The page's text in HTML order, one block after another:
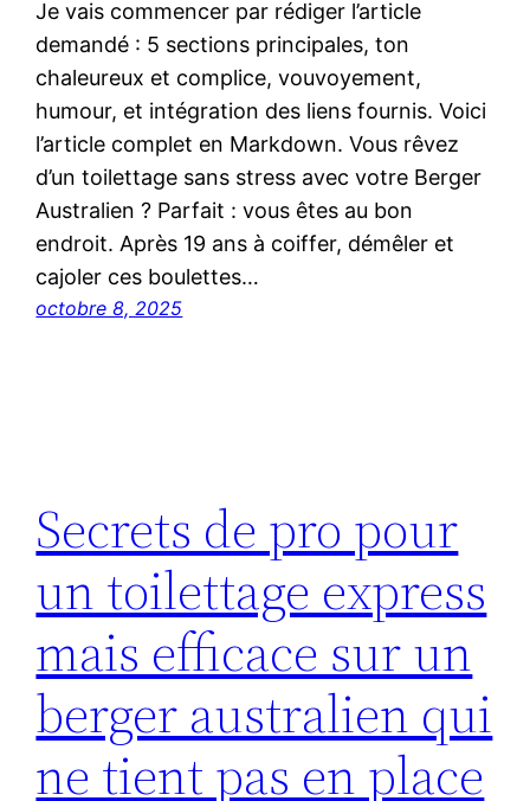
Je vais commencer par rédiger l’article
demandé : 5 sections principales, ton
chaleureux et complice, vouvoyement,
humour, et intégration des liens fournis. Voici
l’article complet en Markdown. Vous rêvez
d’un toilettage sans stress avec votre Berger
Australien ? Parfait : vous êtes au bon
endroit. Après 19 ans à coiffer, démêler et
cajoler ces boulettes…
octobre 8, 2025
Secrets de pro pour
un toilettage express
mais efficace sur un
berger australien qui
ne tient pas en place